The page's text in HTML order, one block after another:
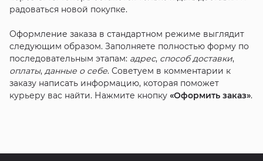
радоваться новой покупке.
Оформление заказа в стандартном режиме выглядит
следующим образом. Заполняете полностью форму по
последовательным этапам: адрес, способ доставки,
оплаты, данные о себе. Советуем в комментарии к
заказу написать информацию, которая поможет
курьеру вас найти. Нажмите кнопку «Оформить заказ».